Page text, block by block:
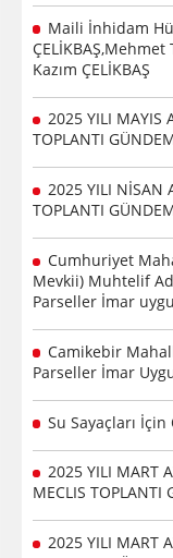
Maili İnhidam
ÇELİKBAŞ,Mehmet
Kazım ÇELİKBAŞ
2025 YILI MAYIS
TOPLANTI
2025 YILI NİSAN
TOPLANTI
Cumhuriyet
Mevkii) Muhtelif
Parseller İmar
Camikebir
Parseller İmar
Su Sayaçları
2025 YILI MART
MECLIS TOPLANTI
2025 YILI MART